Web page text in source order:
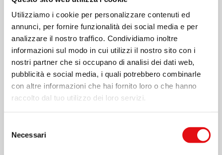
Utilizziamo i cookie per personalizzare contenuti ed
annunci, per fornire funzionalità dei social media e per
analizzare il nostro traffico. Condividiamo inoltre
informazioni sul modo in cui utilizzi il nostro sito con i
nostri partner che si occupano di analisi dei dati web,
pubblicità e social media, i quali potrebbero combinarle
con altre informazioni che hai fornito loro o che hanno
raccolto dal tuo utilizzo dei loro servizi.
delNecessari